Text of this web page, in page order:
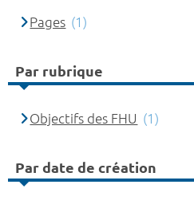
Pages (1)
Par rubrique
Objectifs des FHU (1)
Par date de création